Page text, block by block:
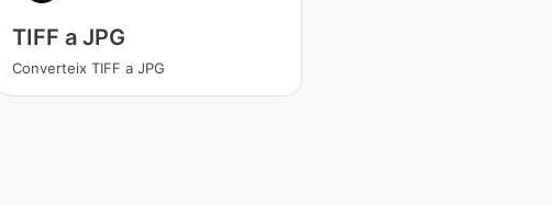
TIFF a JPG
Converteix TIFF a JPG